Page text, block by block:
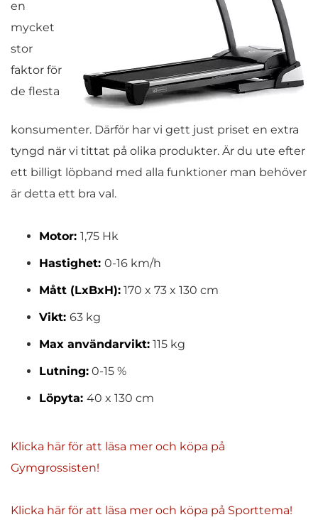
en
mycket
stor
faktor för
de flesta
konsumenter. Därför har vi gett just priset en extra
tyngd när vi tittat på olika produkter. Är du ute efter
ett billigt löpband med alla funktioner man behöver
är detta ett bra val.
Motor: 1,75 Hk
Hastighet: 0-16 km/h
Mått (LxBxH): 170 x 73 x 130 cm
Vikt: 63 kg
Max användarvikt: 115 kg
Lutning: 0-15 %
Löpyta: 40 x 130 cm
Klicka här för att läsa mer och köpa på
Gymgrossisten!
Klicka här för att läsa mer och köpa på Sporttema!